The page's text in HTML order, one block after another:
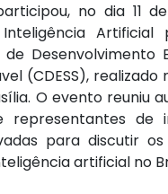
no dia 11
Artificial
Desenvolvimento
(CDESS), realizado
O evento reuniu
representantes de
para discutir
artificial no